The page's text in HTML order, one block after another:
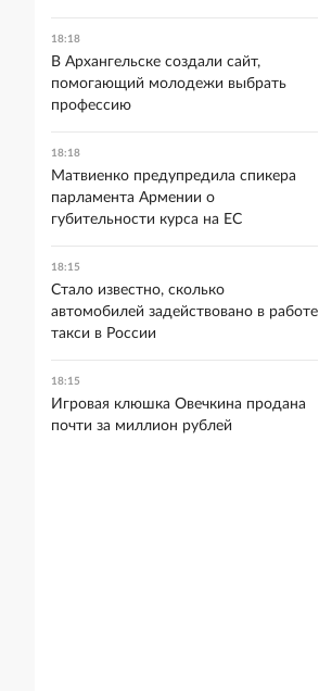
18:18
В Архангельске создали сайт,
помогающий молодежи выбрать
профессию
18:18
Матвиенко предупредила спикера
парламента Армении о
губительности курса на ЕС
18:15
Стало известно, сколько
автомобилей задействовано в работе
такси в России
18:15
Игровая клюшка Овечкина продана
почти за миллион рублей